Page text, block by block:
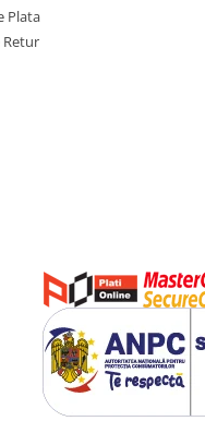
Plata
Retur